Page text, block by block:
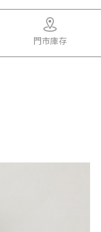
門市庫存